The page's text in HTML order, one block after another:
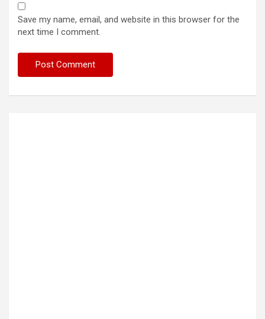
Save my name, email, and website in this browser for the
next time I comment.